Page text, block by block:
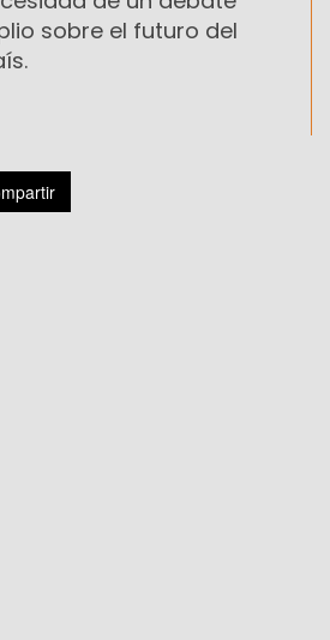
sobre el futuro del